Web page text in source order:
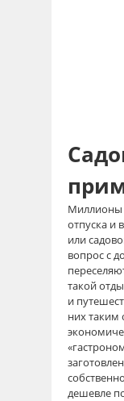
Миллионы
отпуска и
или
вопрос с
такой
и
них таким
дешевле